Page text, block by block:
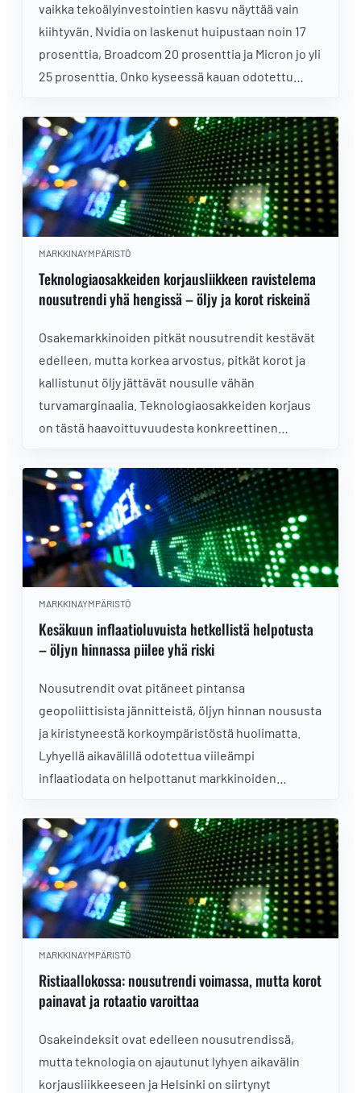
vaikka tekoälyinvestointien kasvu näyttää vain
kiihtyvän. Nvidia on laskenut huipustaan noin 17
prosenttia, Broadcom 20 prosenttia ja Micron jo yli
25 prosenttia. Onko kyseessä kauan odotettu
joka puhkaisee kuplan?
MARKKINAYMPÄRISTÖ
Teknologiaosakkeiden korjausliikkeen ravistelema
nousutrendi yhä hengissä – öljy ja korot riskeinä
Osakemarkkinoiden pitkät nousutrendit kestävät
edelleen, mutta korkea arvostus, pitkät korot ja
kallistunut öljy jättävät nousulle vähän
turvamarginaalia. Teknologiaosakkeiden korjaus
on tästä haavoittuvuudesta konkreettinen
MARKKINAYMPÄRISTÖ
Kesäkuun inflaatioluvuista hetkellistä helpotusta
– öljyn hinnassa piilee yhä riski
Nousutrendit ovat pitäneet pintansa
geopoliittisista jännitteistä, öljyn hinnan noususta
ja kiristyneestä korkoympäristöstä huolimatta.
Lyhyellä aikavälillä odotettua viileämpi
inflaatiodata on helpottanut markkinoiden
korkomarkkinat ja sektorien viimeaikainen
rotaatio.
MARKKINAYMPÄRISTÖ
Ristiaallokossa: nousutrendi voimassa, mutta korot
painavat ja rotaatio varoittaa
Osakeindeksit ovat edelleen nousutrendissä,
mutta teknologia on ajautunut lyhyen aikavälin
korjausliikkeeseen ja Helsinki on siirtynyt